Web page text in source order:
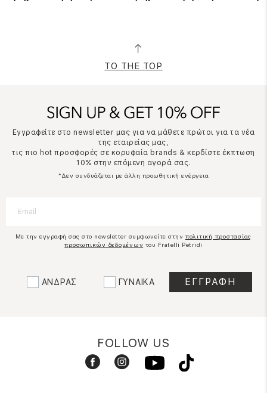
TO THE TOP
Εγγραφείτε στο newsletter μας για να μάθετε πρώτοι για τα νέα
της εταιρείας μας,
τις πιο hot προσφορές σε κορυφαία brands & κερδίστε έκπτωση
10% στην επόμενη αγορά σας.
*Δεν συνδυάζεται με άλλη προωθητική ενέργεια
Με την εγγραφή σας στο newsletter συμφωνείτε στην πολιτική προστασίας
προσωπικών δεδομένων του Fratelli Petridi
ΑΝΔΡΑΣ ΓΥΝΑΙΚΑ
FOLLOW US